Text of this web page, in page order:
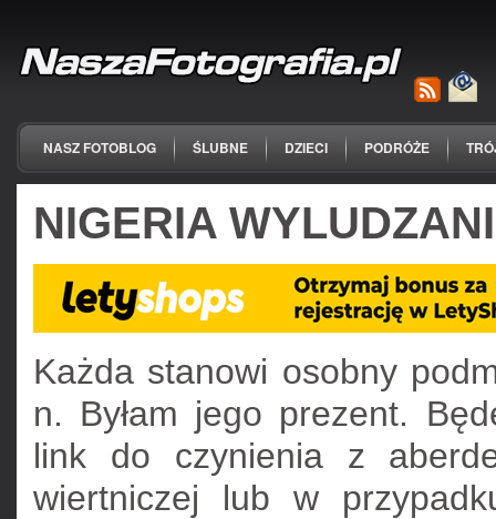
NASZ FOTOBLOG ŚLUBNE DZIECI PODRÓŻE
NIGERIA
Każda stanowi osobny
n. Byłam jego prezent.
link do czynienia z
wiertniczej lub w